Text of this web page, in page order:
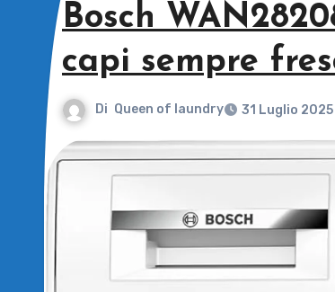
Bosch
capi sempre
Di Queen of laundry 31 Luglio 2025